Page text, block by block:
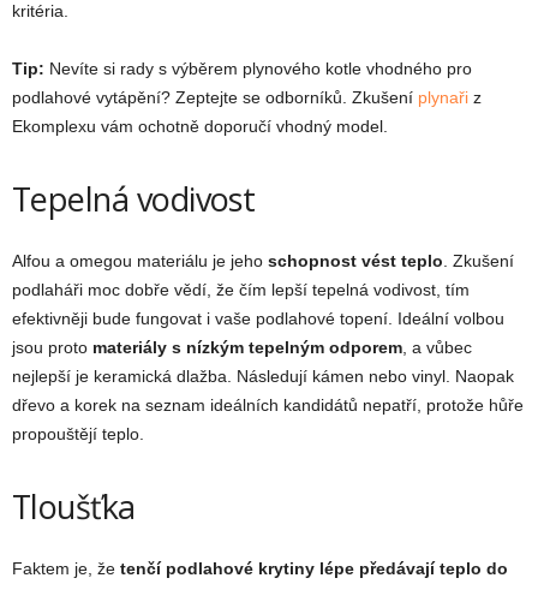
kritéria.
Tip: Nevíte si rady s výběrem plynového kotle vhodného pro
podlahové vytápění? Zeptejte se odborníků. Zkušení plynaři z
Ekomplexu vám ochotně doporučí vhodný model.
Tepelná vodivost
Alfou a omegou materiálu je jeho schopnost vést teplo. Zkušení
podlaháři moc dobře vědí, že čím lepší tepelná vodivost, tím
efektivněji bude fungovat i vaše podlahové topení. Ideální volbou
jsou proto materiály s nízkým tepelným odporem, a vůbec
nejlepší je keramická dlažba. Následují kámen nebo vinyl. Naopak
dřevo a korek na seznam ideálních kandidátů nepatří, protože hůře
propouštějí teplo.
Tloušťka
Faktem je, že tenčí podlahové krytiny lépe předávají teplo do